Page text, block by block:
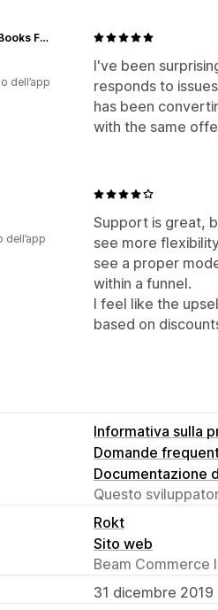
I've been
responds to
has been
with the same
GNM Christian Books For Kids
dell’app
Support is great,
see more
see a proper
within a funnel.
I feel like the
based on
dell’app
Informativa sulla
Domande
Documentazione
Questo
Rokt
Sito web
Beam Commerce
31 dicembre 2019